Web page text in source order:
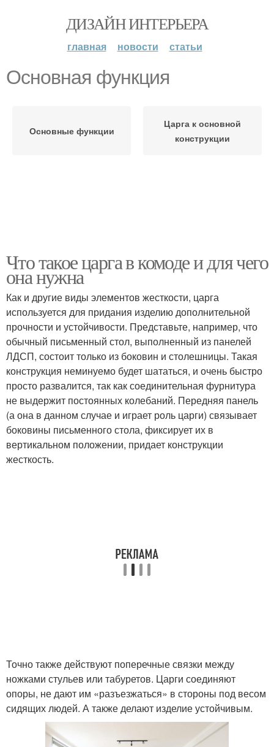
ДИЗАЙН ИНТЕРЬЕРА
главная новости статьи
Основная функция
Основные функции
Царга к основной
конструкции
Что такое царга в комоде и для чего
она нужна
Как и другие виды элементов жесткости, царга
используется для придания изделию дополнительной
прочности и устойчивости. Представьте, например, что
обычный письменный стол, выполненный из панелей
ЛДСП, состоит только из боковин и столешницы. Такая
конструкция неминуемо будет шататься, и очень быстро
просто развалится, так как соединительная фурнитура
не выдержит постоянных колебаний. Передняя панель
(а она в данном случае и играет роль царги) связывает
боковины письменного стола, фиксирует их в
вертикальном положении, придает конструкции
жесткость.
Точно также действуют поперечные связки между
ножками стульев или табуретов. Царги соединяют
опоры, не дают им «разъезжаться» в стороны под весом
сидящих людей. А также делают изделие устойчивым.